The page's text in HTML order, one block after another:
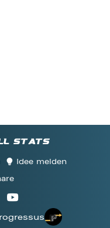
stats
Idee melden